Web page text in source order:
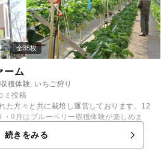
全35枚
ーム
穫体験, いちご狩り
ミ投稿
た方々と共に栽培し運営しております。12
9月はブルーベリー収穫体験が楽しめま
可動式のため子供から高齢者まで楽しめま
を持たれた方々の給与に反映されますの
それが障がいを持たれた方の支援につなが
続きをみる